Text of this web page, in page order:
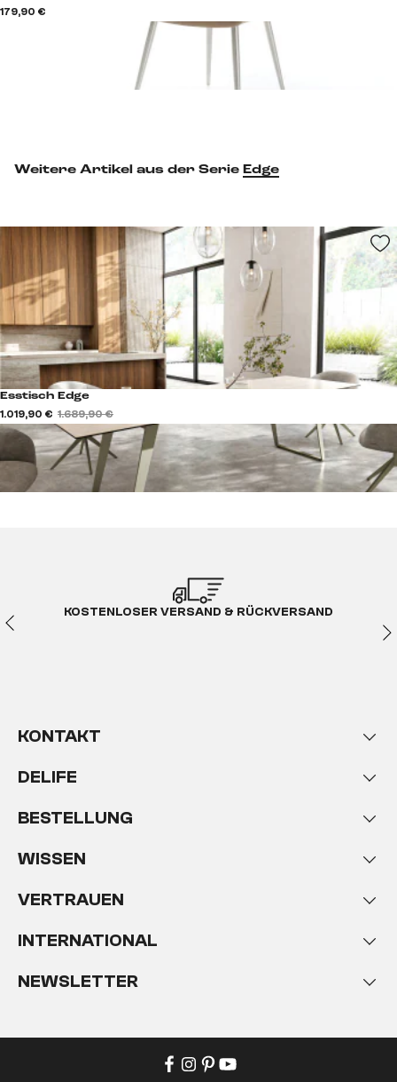
Weitere Artikel aus der Serie Edge
Esstisch Edge
1.019,90 € 1.689,90 €
179,90 €
KOSTENLOSER VERSAND & RÜCKVERSAND
KONTAKT
DELIFE
BESTELLUNG
WISSEN
VERTRAUEN
INTERNATIONAL
NEWSLETTER